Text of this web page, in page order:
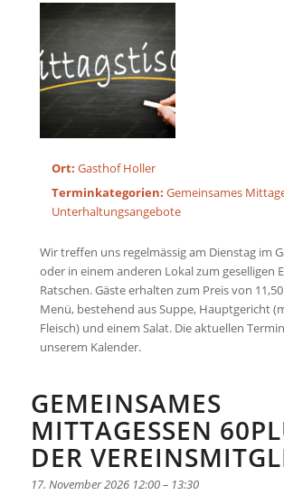
Ort: Gasthof Holler
Terminkategorien: Gemeinsames
Unterhaltungsangebote
Wir treffen uns regelmässig am Dienstag im
oder in einem anderen Lokal zum geselligen
Ratschen. Gäste erhalten zum Preis von
Menü, bestehend aus Suppe, Hauptgericht
Fleisch) und einem Salat. Die aktuellen
unserem Kalender.
GEMEINSAMES
MITTAGESSEN
DER
17. November 2026 12:00– 13:30